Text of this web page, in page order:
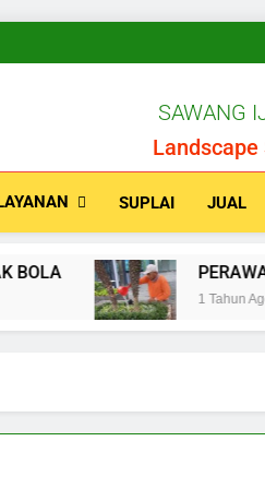
SAWANG
Landscape
SUPLAI JUAL
PERAWATAN
1 Tahun Ago